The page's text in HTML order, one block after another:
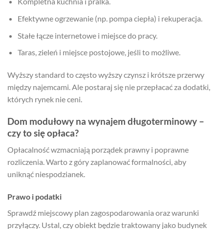
Efektywne ogrzewanie (np. pompa ciepła) i rekuperacja.
Stałe łącze internetowe i miejsce do pracy.
Taras, zieleń i miejsce postojowe, jeśli to możliwe.
Wyższy standard to często wyższy czynsz i krótsze przerwy
między najemcami. Ale postaraj się nie przepłacać za dodatki,
których rynek nie ceni.
Dom modułowy na wynajem długoterminowy –
czy to się opłaca?
Opłacalność wzmacniają porządek prawny i poprawne
rozliczenia. Warto z góry zaplanować formalności, aby
uniknąć niespodzianek.
Prawo i podatki
Sprawdź miejscowy plan zagospodarowania oraz warunki
przyłączy. Ustal, czy obiekt będzie traktowany jako budynek